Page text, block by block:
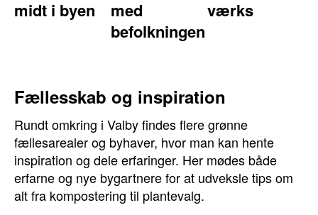
midt i byen
med
befolkningen
værks
Fællesskab og inspiration
Rundt omkring i Valby findes flere grønne
fællesarealer og byhaver, hvor man kan hente
inspiration og dele erfaringer. Her mødes både
erfarne og nye bygartnere for at udveksle tips om
alt fra kompostering til plantevalg.